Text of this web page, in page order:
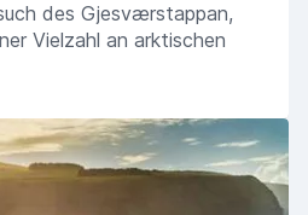
des Gjesværstappan,
Vielzahl an arktischen